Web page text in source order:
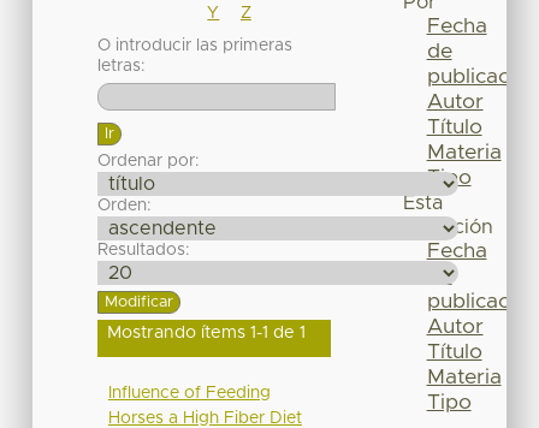
Y
Z
O introducir las primeras
letras:
Ordenar por:
Orden:
Resultados:
Mostrando ítems 1-1 de 1
Influence of Feeding
Horses a High Fiber Diet
Fecha
de
publicación
Autor
Título
Materia
Tipo
Esta
colección
Fecha
de
publicación
Autor
Título
Materia
Tipo